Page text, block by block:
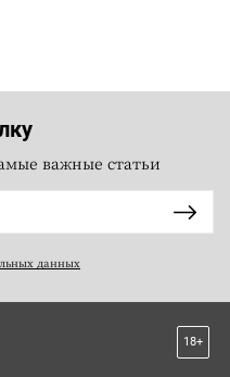
важные статьи
данных
18+